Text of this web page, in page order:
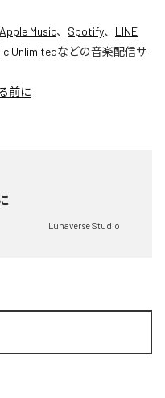
Apple Music、 Spotify、 LINE
Unlimitedなどの音楽配信サ
前に
Lunaverse Studio